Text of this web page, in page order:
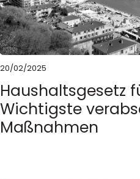
20/02/2025
Haushaltsgesetz
Wichtigste
Maßnahmen